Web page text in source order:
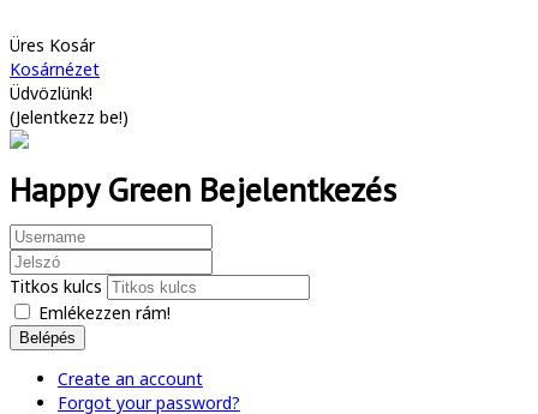
Üres Kosár
Kosárnézet
Üdvözlünk!
(Jelentkezz be!)
Happy Green Bejelentkezés
Titkos kulcs
Emlékezzen rám!
Belépés
Create an account
Forgot your password?